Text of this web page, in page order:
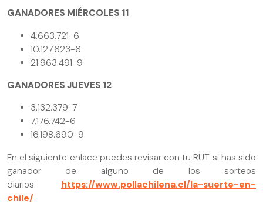
GANADORES MIÉRCOLES 11
4.663.721-6
10.127.623-6
21.963.491-9
GANADORES JUEVES 12
3.132.379-7
7.176.742-6
16.198.690-9
En el siguiente enlace puedes revisar con tu RUT si has sido
ganador de alguno de los sorteos
diarios: https://www.pollachilena.cl/la-suerte-en-
chile/